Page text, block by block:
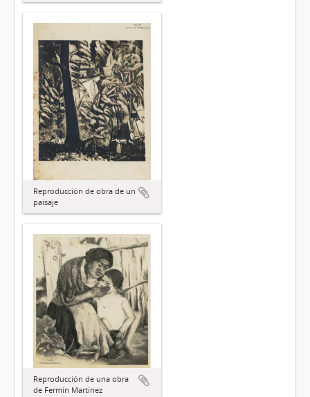
Reproducción de obra de un
paisaje
Reproducción de una obra
de Fermín Martínez